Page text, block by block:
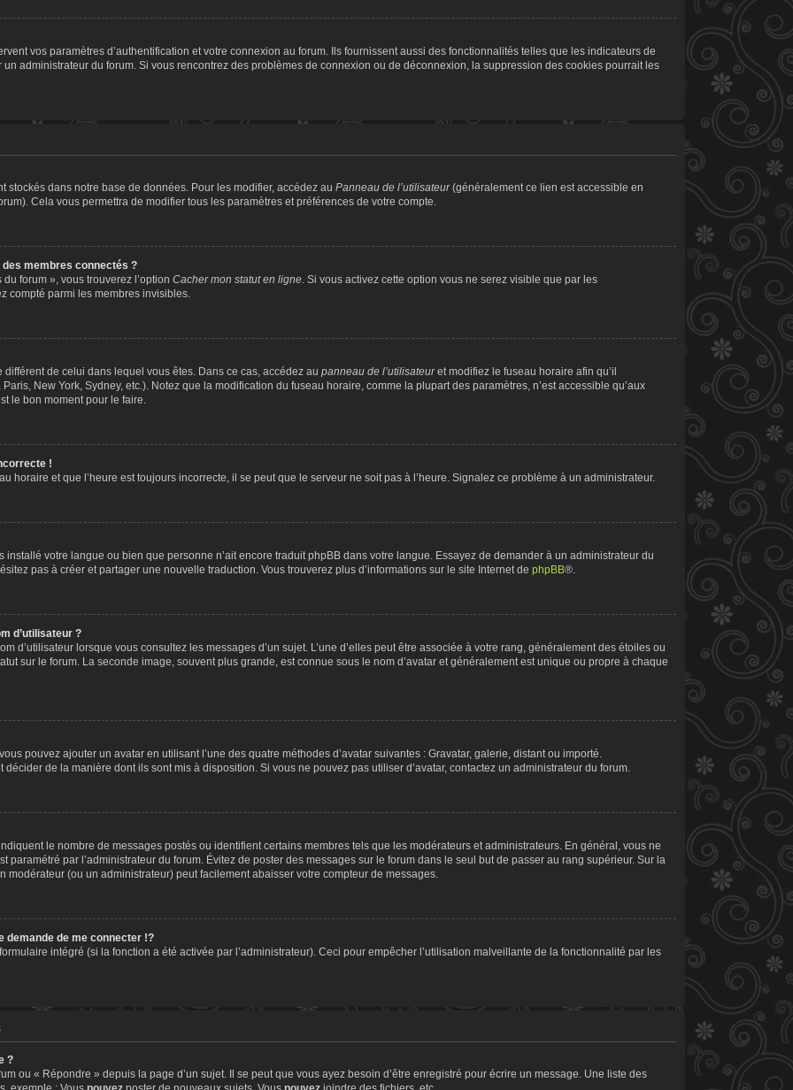
vos paramètres d’authentification et votre connexion au forum. Ils fournissent aussi des fonctionnalités telles que les indicateurs de
administrateur du forum. Si vous rencontrez des problèmes de connexion ou de déconnexion, la suppression des cookies pourrait les
stockés dans notre base de données. Pour les modifier, accédez au Panneau de l’utilisateur(généralement ce lien est accessible en
Cela vous permettra de modifier tous les paramètres et préférences de votre compte.
des membres connectés ?
forum », vous trouverez l’option Cacher mon statut en ligne. Si vous activez cette option vous ne serez visible que par les
compté parmi les membres invisibles.
différent de celui dans lequel vous êtes. Dans ce cas, accédez au panneau de l’utilisateuret modifiez le fuseau horaire afin qu’il
New York, Sydney, etc.). Notez que la modification du fuseau horaire, comme la plupart des paramètres, n’est accessible qu’aux
le bon moment pour le faire.
!
horaire et que l’heure est toujours incorrecte, il se peut que le serveur ne soit pas à l’heure. Signalez ce problème à un administrateur.
installé votre langue ou bien que personne n’ait encore traduit phpBB dans votre langue. Essayez de demander à un administrateur du
pas à créer et partager une nouvelle traduction. Vous trouverez plus d’informations sur le site Internet de phpBB®.
d’utilisateur ?
d’utilisateur lorsque vous consultez les messages d’un sujet. L’une d’elles peut être associée à votre rang, généralement des étoiles ou
sur le forum. La seconde image, souvent plus grande, est connue sous le nom d’avatar et généralement est unique ou propre à chaque
pouvez ajouter un avatar en utilisant l’une des quatre méthodes d’avatar suivantes : Gravatar, galerie, distant ou importé.
décider de la manière dont ils sont mis à disposition. Si vous ne pouvez pas utiliser d’avatar, contactez un administrateur du forum.
le nombre de messages postés ou identifient certains membres tels que les modérateurs et administrateurs. En général, vous ne
paramétré par l’administrateur du forum. Évitez de poster des messages sur le forum dans le seul but de passer au rang supérieur. Sur la
modérateur (ou un administrateur) peut facilement abaisser votre compteur de messages.
demande de me connecter !?
intégré (si la fonction a été activée par l’administrateur). Ceci pour empêcher l’utilisation malveillante de la fonctionnalité par les
?
ou « Répondre » depuis la page d’un sujet. Il se peut que vous ayez besoin d’être enregistré pour écrire un message. Une liste des